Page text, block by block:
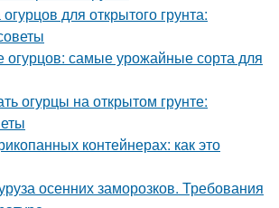
для открытого грунта:
самые урожайные сорта для
огурцы на открытом грунте:
контейнерах: как это
осенних заморозков. Требования